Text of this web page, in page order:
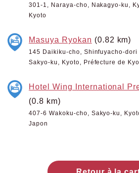
301-1, Naraya-cho, Nakagyo-ku,
Kyoto
Masuya Ryokan (0.82 km)
145 Daikiku-cho, Shinfuyacho-dori
Sakyo-ku, Kyoto, Préfecture de
Hotel Wing International
(0.8 km)
407-6 Wakoku-cho, Sakyo-ku,
Japon